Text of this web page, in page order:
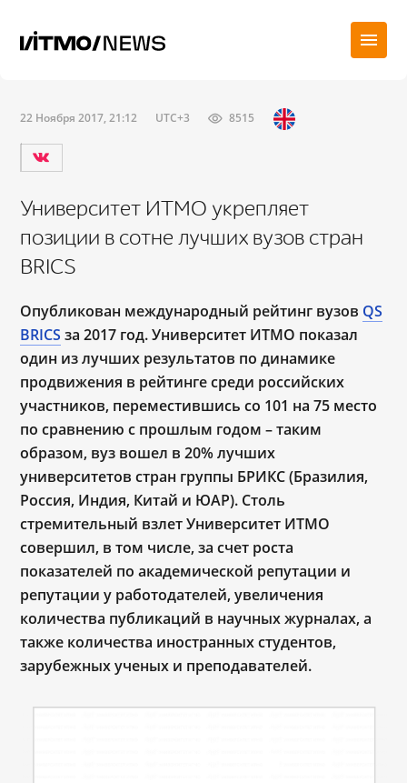
22 Ноября 2017, 21:12 UTC+3 8515
Университет ИТМО укрепляет
позиции в сотне лучших вузов стран
BRICS
Опубликован международный рейтинг вузов QS
BRICS за 2017 год. Университет ИТМО показал
один из лучших результатов по динамике
продвижения в рейтинге среди российских
участников, переместившись со 101 на 75 место
по сравнению с прошлым годом – таким
образом, вуз вошел в 20% лучших
университетов стран группы БРИКС (Бразилия,
Россия, Индия, Китай и ЮАР). Столь
стремительный взлет Университет ИТМО
совершил, в том числе, за счет роста
показателей по академической репутации и
репутации у работодателей, увеличения
количества публикаций в научных журналах, а
также количества иностранных студентов,
зарубежных ученых и преподавателей.